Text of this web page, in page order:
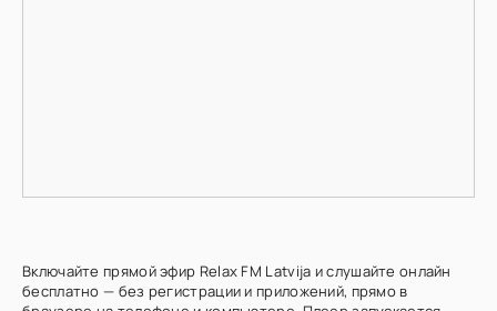
Включайте прямой эфир Relax FM Latvija и слушайте онлайн
бесплатно — без регистрации и приложений, прямо в